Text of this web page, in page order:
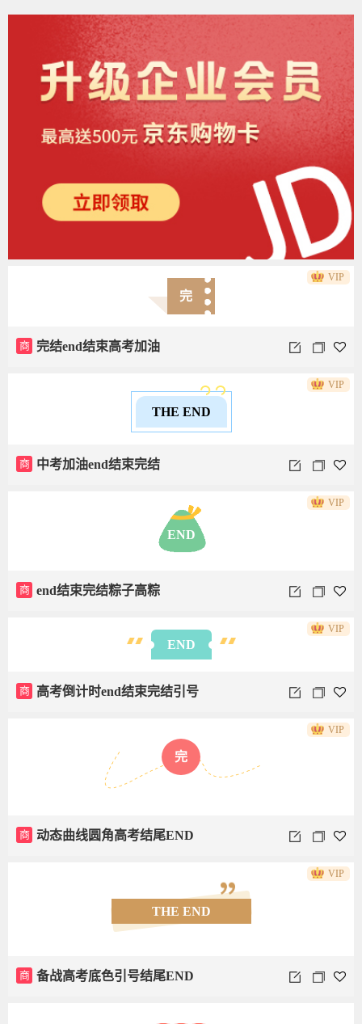
完
商 完结end结束高考加油
VIP
THE END
商 中考加油end结束完结
VIP
END
商 end结束完结粽子高粽
VIP
END
商 高考倒计时end结束完结引号
VIP
完
商 动态曲线圆角高考结尾END
VIP
THE END
商 备战高考底色引号结尾END
VIP